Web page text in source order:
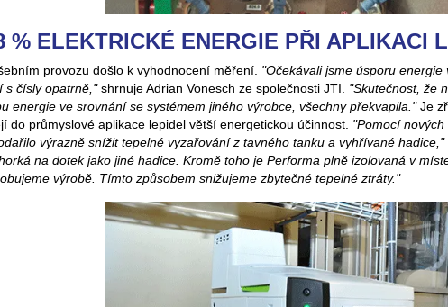
% ELEKTRICKÉ ENERGIE PŘI APLIKACI
provozu došlo k vyhodnocení měření. "Očekávali jsme úsporu
s čísly opatrně,"shrnuje Adrian Vonesch ze společnosti JTI. "Skutečnost, že
energie ve srovnání se systémem jiného výrobce, všechny překvapila."Je
do průmyslové aplikace lepidel větší energetickou účinnost. "Pomocí
výrazně snížit tepelné vyzařování z tavného tanku a vyhřívané hadice,"
na dotek jako jiné hadice. Kromě toho je Performa plně izolovaná v
výrobě. Tímto způsobem snižujeme zbytečné tepelné ztráty."